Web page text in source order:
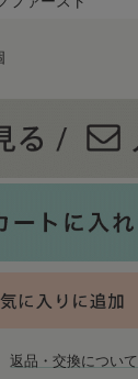
返品・交換について